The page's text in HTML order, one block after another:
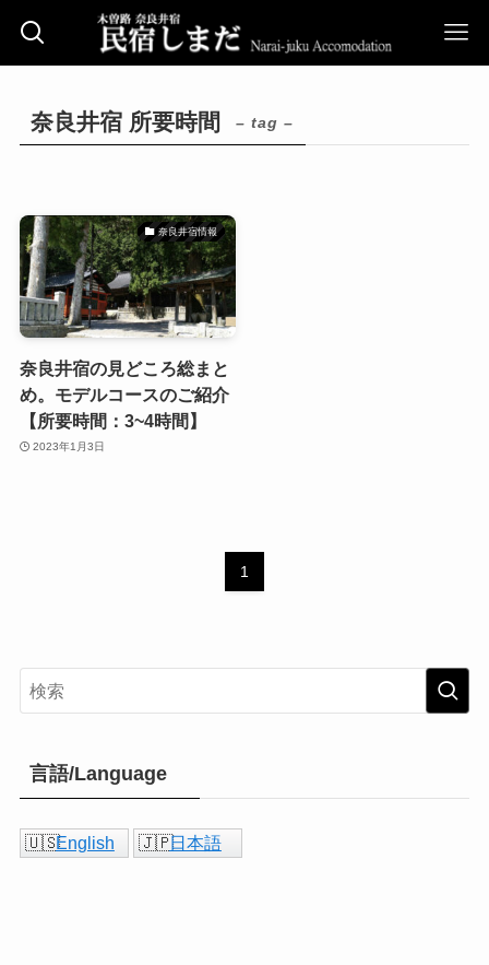
奈良井宿 所要時間 – tag –
奈良井宿情報
奈良井宿の見どころ総まと
め。モデルコースのご紹介
【所要時間：3~4時間】
2023年1月3日
1
言語/Language
English 日本語